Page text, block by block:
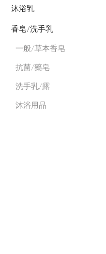
沐浴乳
香皂/洗手乳
一般/草本香皂
抗菌/藥皂
洗手乳/露
沐浴用品